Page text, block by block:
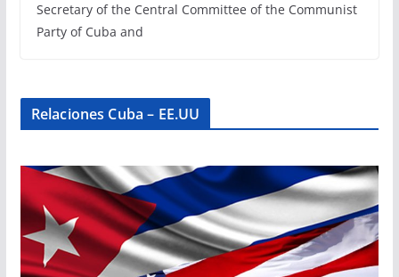
Secretary of the Central Committee of the Communist
Party of Cuba and
Relaciones Cuba – EE.UU